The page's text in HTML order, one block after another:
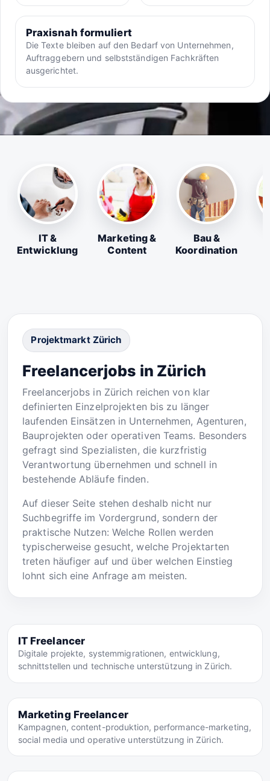
Praxisnah formuliert
Die Texte bleiben auf den Bedarf von Unternehmen,
Auftraggebern und selbstständigen Fachkräften
ausgerichtet.
IT &
Entwicklung
Marketing &
Content
Bau &
Koordination
Projektmarkt Zürich
Freelancerjobs in Zürich
Freelancerjobs in Zürich reichen von klar
definierten Einzelprojekten bis zu länger
laufenden Einsätzen in Unternehmen, Agenturen,
Bauprojekten oder operativen Teams. Besonders
gefragt sind Spezialisten, die kurzfristig
Verantwortung übernehmen und schnell in
bestehende Abläufe finden.
Auf dieser Seite stehen deshalb nicht nur
Suchbegriffe im Vordergrund, sondern der
praktische Nutzen: Welche Rollen werden
typischerweise gesucht, welche Projektarten
treten häufiger auf und über welchen Einstieg
lohnt sich eine Anfrage am meisten.
IT Freelancer
Digitale projekte, systemmigrationen, entwicklung,
schnittstellen und technische unterstützung in Zürich.
Marketing Freelancer
Kampagnen, content-produktion, performance-marketing,
social media und operative unterstützung in Zürich.